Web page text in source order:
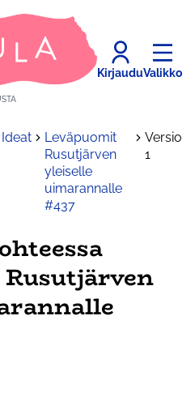
KirjauduValikko
Ideat
Leväpuomit
Rusutjärven
yleiselle
uimarannalle
#437
Versio
1